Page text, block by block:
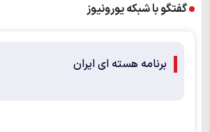
گفتگو با شبکه یورونیوز
برنامه هسته ای ایران